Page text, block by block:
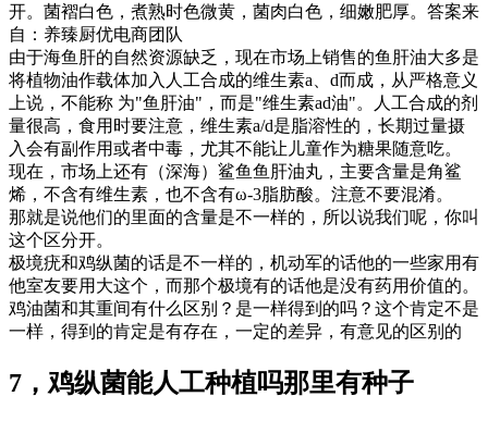
开。菌褶白色，煮熟时色微黄，菌肉白色，细嫩肥厚。答案来
自：养臻厨优电商团队
由于海鱼肝的自然资源缺乏，现在市场上销售的鱼肝油大多是
将植物油作载体加入人工合成的维生素a、d而成，从严格意义
上说，不能称 为"鱼肝油"，而是"维生素ad油"。人工合成的剂
量很高，食用时要注意，维生素a/d是脂溶性的，长期过量摄
入会有副作用或者中毒，尤其不能让儿童作为糖果随意吃。
现在，市场上还有（深海）鲨鱼鱼肝油丸，主要含量是角鲨
烯，不含有维生素，也不含有ω-3脂肪酸。注意不要混淆。
那就是说他们的里面的含量是不一样的，所以说我们呢，你叫
这个区分开。
极境疣和鸡纵菌的话是不一样的，机动军的话他的一些家用有
他室友要用大这个，而那个极境有的话他是没有药用价值的。
鸡油菌和其重间有什么区别？是一样得到的吗？这个肯定不是
一样，得到的肯定是有存在，一定的差异，有意见的区别的
7，鸡纵菌能人工种植吗那里有种子